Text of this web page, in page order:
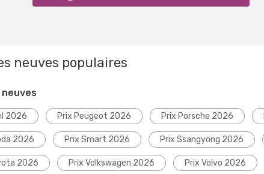
neuves populaires
2026 Prix Peugeot 2026 Prix Porsche 2026
2026 Prix Smart 2026 Prix Ssangyong 2026
2026 Prix Volkswagen 2026 Prix Volvo 2026